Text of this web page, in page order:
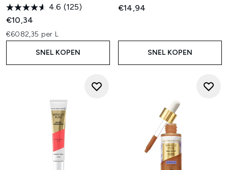
4.6 (125)
€10,34
€6082,35 per L
SNEL KOPEN
€14,94
SNEL KOPEN